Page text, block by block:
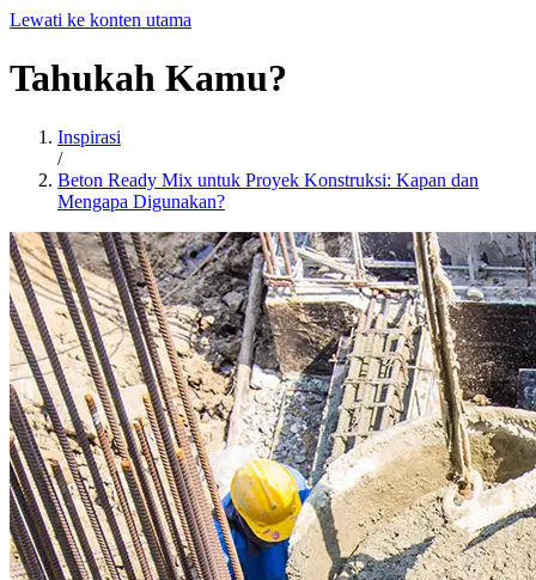
Lewati ke konten utama
Tahukah Kamu?
Inspirasi
/
Beton Ready Mix untuk Proyek Konstruksi: Kapan dan
Mengapa Digunakan?